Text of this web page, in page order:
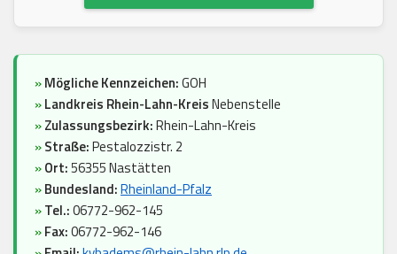
»Mögliche Kennzeichen:GOH
»Landkreis Rhein-Lahn-KreisNebenstelle
»Zulassungsbezirk:Rhein-Lahn-Kreis
»Straße:Pestalozzistr. 2
»Ort:56355 Nastätten
»Bundesland:Rheinland-Pfalz
»Tel.:06772-962-145
»Fax:06772-962-146